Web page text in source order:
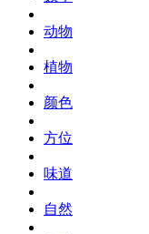
动物
植物
颜色
方位
味道
自然